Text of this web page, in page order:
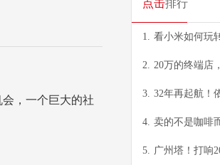
点击排行
1. 看小米如何玩
2. 20万的终端店
3. 32年再起航！
4. 卖的不是咖啡
5. 广州塔！打响